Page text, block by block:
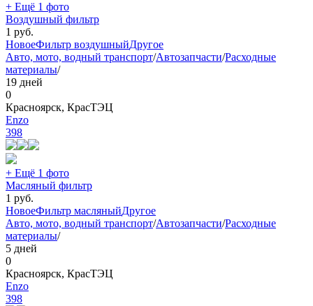
+ Ещё 1 фото
Воздушный фильтр
1 руб.
НовоеФильтр воздушныйДругое
Авто, мото, водный транспорт/Автозапчасти/Расходные
материалы/
19 дней
0
Красноярск, КрасТЭЦ
Еnzo
398
+ Ещё 1 фото
Масляный фильтр
1 руб.
НовоеФильтр масляныйДругое
Авто, мото, водный транспорт/Автозапчасти/Расходные
материалы/
5 дней
0
Красноярск, КрасТЭЦ
Еnzo
398